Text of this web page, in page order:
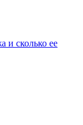
и сколько ее